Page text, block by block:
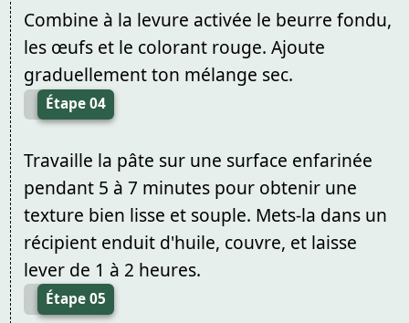
Combine à la levure activée le beurre fondu,
les œufs et le colorant rouge. Ajoute
graduellement ton mélange sec.
Étape 04
Travaille la pâte sur une surface enfarinée
pendant 5 à 7 minutes pour obtenir une
texture bien lisse et souple. Mets-la dans un
récipient enduit d'huile, couvre, et laisse
lever de 1 à 2 heures.
Étape 05